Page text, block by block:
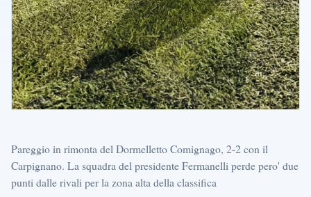
Pareggio in rimonta del Dormelletto Comignago, 2-2 con il
Carpignano. La squadra del presidente Fermanelli perde pero' due
punti dalle rivali per la zona alta della classifica